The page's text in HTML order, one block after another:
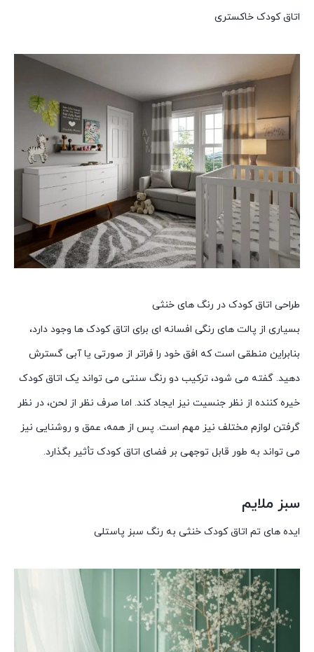
اتاق کودک خاکستری
طراحی اتاق کودک در رنگ های خنثی
بسیاری از پالت های رنگی افسانه ای برای اتاق کودک ها وجود دارد،
بنابراین منطقی است که افق خود را فراتر از صورتی یا آبی گسترش
دهید. گفته می شود، ترکیب دو رنگ سنتی می تواند یک اتاق کودک
خیره کننده از نظر جنسیت نیز ایجاد کند. اما صرف نظر از لحن، در نظر
گرفتن لوازم مختلف نیز مهم است. پس از همه، عمق و روشنایی نیز
می تواند به طور قابل توجهی بر فضای اتاق کودک تأثیر بگذارد.
سبز ملایم
ایده های تم اتاق کودک خنثی به رنگ سبز پاستلی